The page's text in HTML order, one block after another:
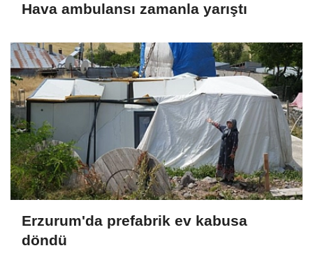
Hava ambulansı zamanla yarıştı
Erzurum'da prefabrik ev kabusa
döndü